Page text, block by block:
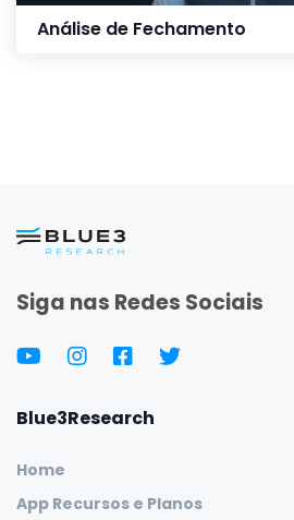
Análise de Fechamento
Siga nas Redes Sociais
Blue3Research
Home
App Recursos e Planos